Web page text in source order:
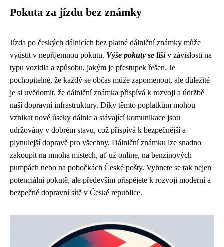
Pokuta za jízdu bez známky
Jízda po českých dálnicích bez platné dálniční známky může
vyústit v nepříjemnou pokutu. Výše pokuty se lišív závislosti na
typu vozidla a způsobu, jakým je přestupek řešen. Je
pochopitelné, že každý se občas může zapomenout, ale důležité
je si uvědomit, že dálniční známka přispívá k rozvoji a údržbě
naší dopravní infrastruktury. Díky těmto poplatkům mohou
vznikat nové úseky dálnic a stávající komunikace jsou
udržovány v dobrém stavu, což přispívá k bezpečnější a
plynulejší dopravě pro všechny. Dálniční známku lze snadno
zakoupit na mnoha místech, ať už online, na benzinových
pumpách nebo na pobočkách České pošty. Vyhnete se tak nejen
potenciální pokutě, ale především přispějete k rozvoji moderní a
bezpečné dopravní sítě v České republice.